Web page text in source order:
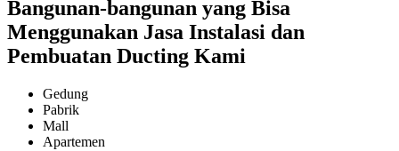
Bangunan-bangunan yang Bisa
Menggunakan Jasa Instalasi dan
Pembuatan Ducting Kami
Gedung
Pabrik
Mall
Apartemen